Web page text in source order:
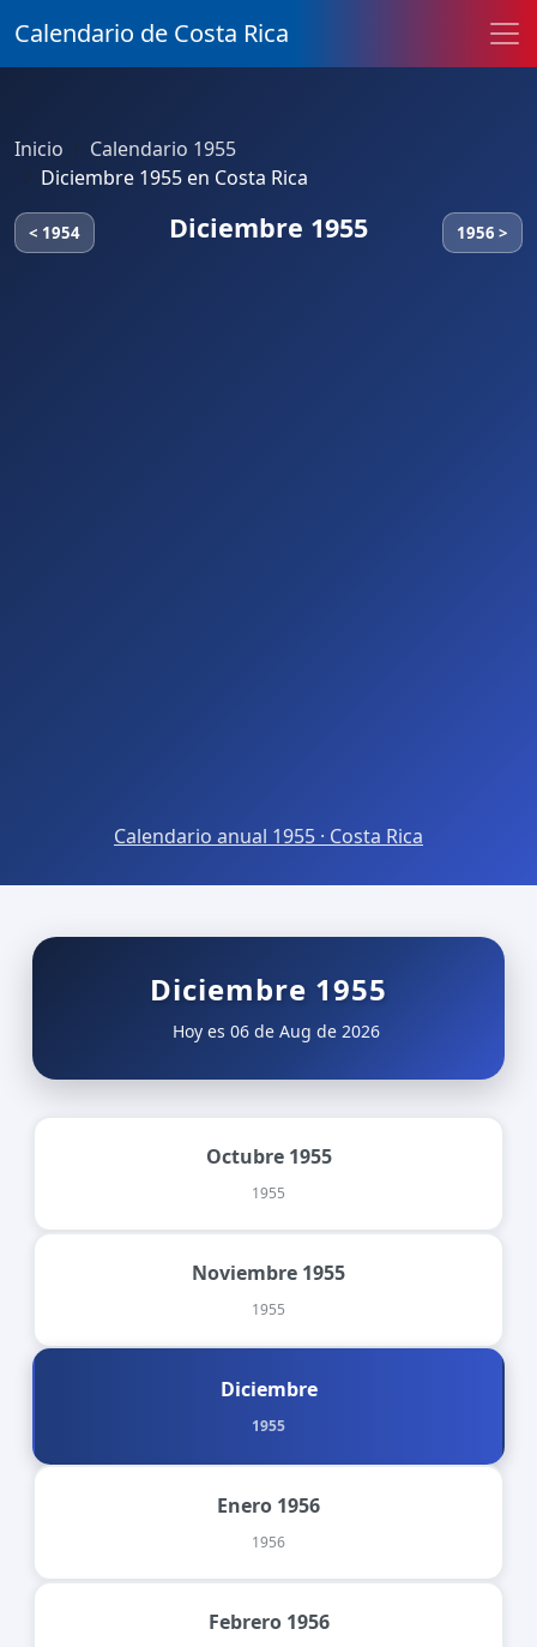
Calendario de Costa Rica
Inicio
Calendario 1955
Diciembre 1955 en Costa Rica
< 1954 Diciembre 1955 1956 >
Calendario anual 1955 · Costa Rica
Diciembre 1955
Hoy es 06 de Aug de 2026
Octubre 1955
1955
Noviembre 1955
1955
Diciembre
1955
Enero 1956
1956
Febrero 1956